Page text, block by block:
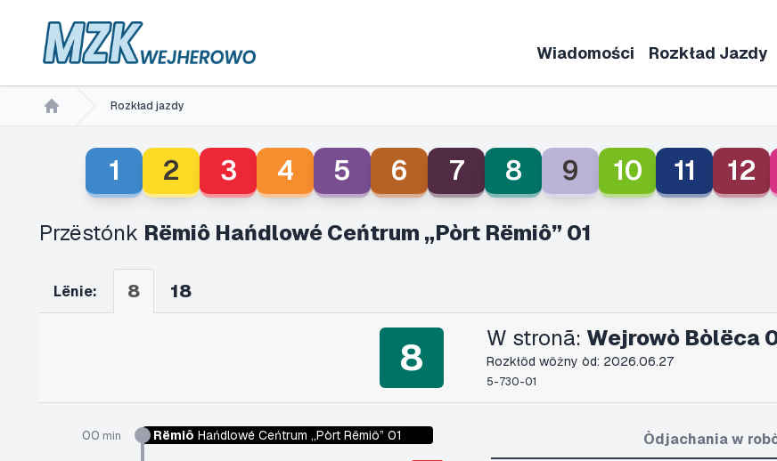
Wiadomości Rozkład Jazdy
Rozkład jazdy
1 2 3 4 5 6 7 8 9 10 11 12
Przëstónk Rëmiô Hańdlowé Ceńtrum „Pòrt Rëmiô” 01
Lënie: 8 18
8 W stronã: Wejrowò Bòlëca
Rozkłôd wôżny òd: 2026.06.27
5-730-01
00 min Rëmiô Hańdlowé Ceńtrum „Pòrt Rëmiô” 01 Òdjachania w